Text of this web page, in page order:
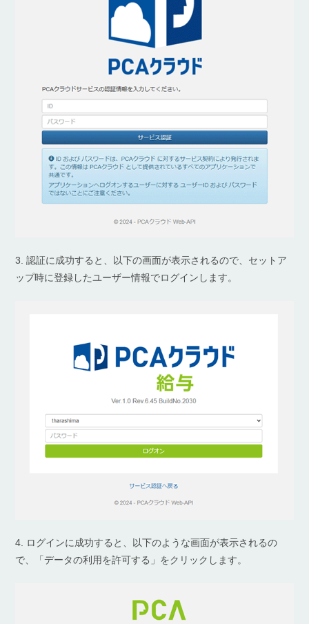
3. 認証に成功すると、以下の画面が表示されるので、セットア
ップ時に登録したユーザー情報でログインします。
4. ログインに成功すると、以下のような画面が表示されるの
で、「データの利用を許可する」をクリックします。